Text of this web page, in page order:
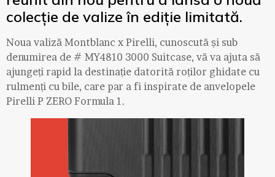
colecție de valize în ediție limitată.
Noua valiză Montblanc x Pirelli, cunoscută și sub
denumirea de # MY4810 3000 Suitcase, vă va ajuta să
ajungeți rapid la destinație datorită roților ghidate cu
rulmenți cu bile, care par a fi inspirate de anvelopele
Pirelli P ZERO Formula 1.